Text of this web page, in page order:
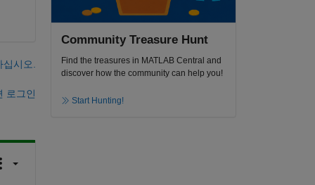
시오.
로그인
Community Treasure Hunt
Find the treasures in MATLAB Central and
discover how the community can help you!
Start Hunting!